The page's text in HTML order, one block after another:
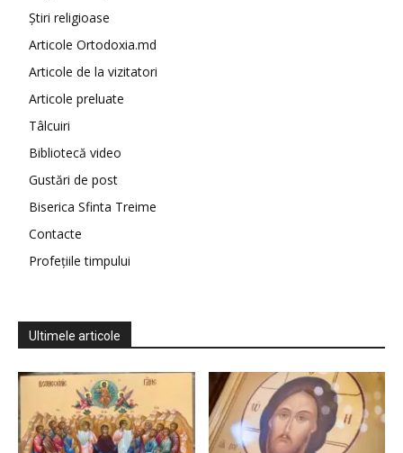
Știri religioase
Articole Ortodoxia.md
Articole de la vizitatori
Articole preluate
Tâlcuiri
Bibliotecă video
Gustări de post
Biserica Sfinta Treime
Contacte
Profețiile timpului
Ultimele articole